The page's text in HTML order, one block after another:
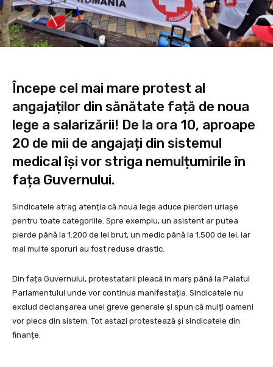
Începe cel mai mare protest al
angajaților din sănătate față de noua
lege a salarizării! De la ora 10, aproape
20 de mii de angajați din sistemul
medical își vor striga nemulțumirile în
fața Guvernului.
Sindicatele atrag atenția că noua lege aduce pierderi uriașe
pentru toate categoriile. Spre exemplu, un asistent ar putea
pierde până la 1.200 de lei brut, un medic până la 1.500 de lei, iar
mai multe sporuri au fost reduse drastic.
Din fața Guvernului, protestatarii pleacă în marș până la Palatul
Parlamentului unde vor continua manifestația. Sindicatele nu
exclud declanșarea unei greve generale și spun că mulți oameni
vor pleca din sistem. Tot astazi protestează și sindicatele din
finanțe.